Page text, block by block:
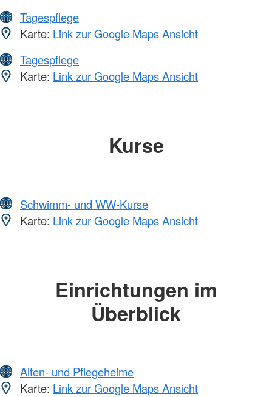
Tagespflege
Karte: Link zur Google Maps Ansicht
Tagespflege
Karte: Link zur Google Maps Ansicht
Kurse
Schwimm- und WW-Kurse
Karte: Link zur Google Maps Ansicht
Einrichtungen im
Überblick
Alten- und Pflegeheime
Karte: Link zur Google Maps Ansicht